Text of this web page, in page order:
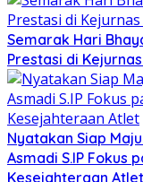
Semarak Hari
Prestasi di
Nyatakan Siap
Asmadi S.IP Fokus
Kesejahteraan Atlet